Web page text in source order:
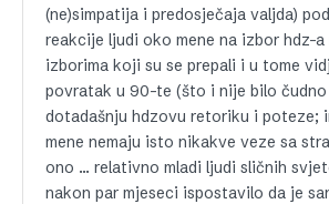
(ne)simpatija i predosječaja valjda)
reakcije ljudi oko mene na izbor hdz-a
izborima koji su se prepali i u tome
povratak u 90-te (što i nije bilo čudno
dotadašnju hdzovu retoriku i poteze;
mene nemaju isto nikakve veze sa
ono … relativno mladi ljudi sličnih
nakon par mjeseci ispostavilo da je